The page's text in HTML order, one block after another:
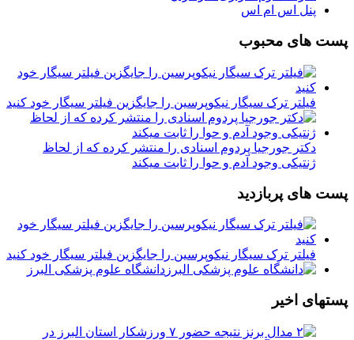
پنل اس ام اس
پست های محبوب
فیلتر ترک سیگار نیکوپرسین را جایگزین فیلتر سیگار خود کنید
دکتر جورجیا پردوم اسنادی را منتشر کرده که از لحاظ
ژنتیکی وجود آدم و حوا را ثابت میکند
پست های پربازدید
فیلتر ترک سیگار نیکوپرسین را جایگزین فیلتر سیگار خود کنید
دانشگاه علوم پزشکی البرز
پستهای اخیر